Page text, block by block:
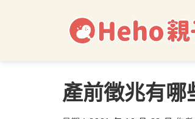
產前徵兆有哪